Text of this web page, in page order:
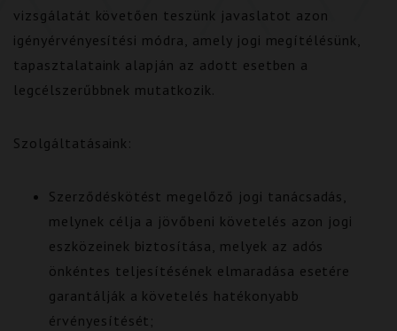
vizsgálatát követően teszünk javaslatot azon
igényérvényesítési módra, amely jogi megítélésünk,
tapasztalataink alapján az adott esetben a
legcélszerűbbnek mutatkozik.
Szolgáltatásaink:
Szerződéskötést megelőző jogi tanácsadás,
melynek célja a jövőbeni követelés azon jogi
eszközeinek biztosítása, melyek az adós
önkéntes teljesítésének elmaradása esetére
garantálják a követelés hatékonyabb
érvényesítését;